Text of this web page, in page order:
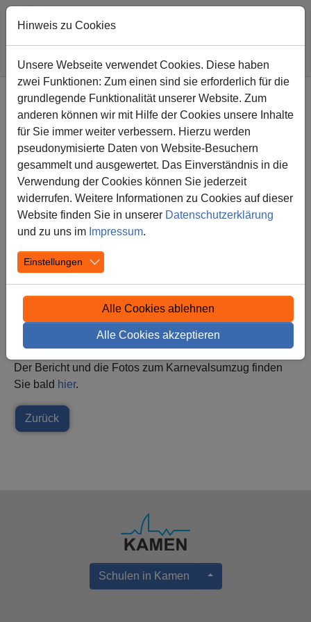
Zum Hauptinhalt springen
Sie sind hier:
Diesterwegschule Nachricht
Bericht und Fotos zum
Kranevalsumzug
21.02.2023 Aktuelles
Der Bericht und die Fotos zum Karnevalsumzug finden
Sie bald hier.
Zurück
Schulen in Kamen
Hinweis zu Cookies
Unsere Webseite verwendet Cookies. Diese haben
zwei Funktionen: Zum einen sind sie erforderlich für die
grundlegende Funktionalität unserer Website. Zum
anderen können wir mit Hilfe der Cookies unsere Inhalte
für Sie immer weiter verbessern. Hierzu werden
pseudonymisierte Daten von Website-Besuchern
gesammelt und ausgewertet. Das Einverständnis in die
Verwendung der Cookies können Sie jederzeit
widerrufen. Weitere Informationen zu Cookies auf dieser
Website finden Sie in unserer Datenschutzerklärung
und zu uns im Impressum.
Einstellungen
Alle Cookies ablehnen
Alle Cookies akzeptieren